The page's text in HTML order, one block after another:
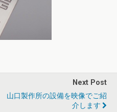
Next Post
山口製作所の設備を映像でご紹
介します